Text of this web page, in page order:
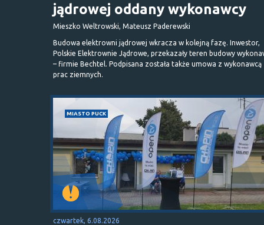
jądrowej oddany wykonawcy
Mieszko Weltrowski, Mateusz Paderewski
Budowa elektrowni jądrowej wkracza w kolejną fazę. Inwestor,
Polskie Elektrownie Jądrowe, przekazały teren budowy
– firmie Bechtel. Podpisana została także umowa z wykonawcą
prac ziemnych.
MIASTO PUCK
czwartek, 6.08.2026